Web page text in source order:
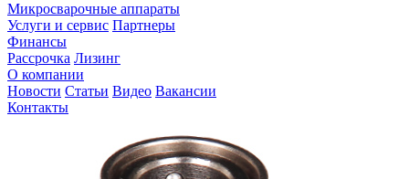
Микросварочные аппараты
Услуги и сервис Партнеры
Финансы
Рассрочка Лизинг
О компании
Новости Статьи Видео Вакансии
Контакты